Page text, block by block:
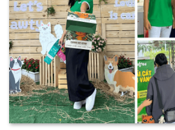
trợ miễn phí một năm sử dụng cát gỗ
House - Nay là W